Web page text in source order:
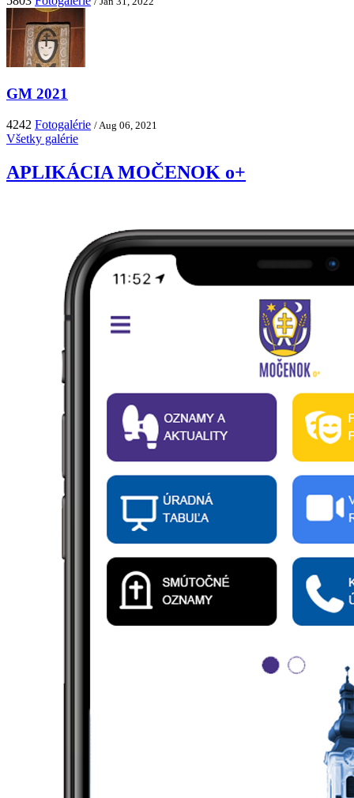
GM 2021
4242 Fotogalérie / Aug 06, 2021
Všetky galérie
APLIKÁCIA MOČENOK o+